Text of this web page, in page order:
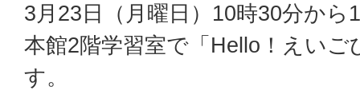
3月23日（月曜日）10時30分から
本館2階学習室で「Hello！えい
す。